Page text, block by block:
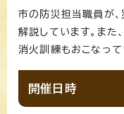
市の防災担当職員が
解説しています。また
消火訓練もおこなって
開催日時